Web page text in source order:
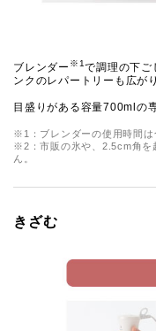
ブレンダー ※1で調理の下ご
ンクのレパートリーも広が
目盛りがある容量700mlの
※1：ブレンダーの使用時間は
※2：市販の氷や、2.5cm角を
ん。
きざむ